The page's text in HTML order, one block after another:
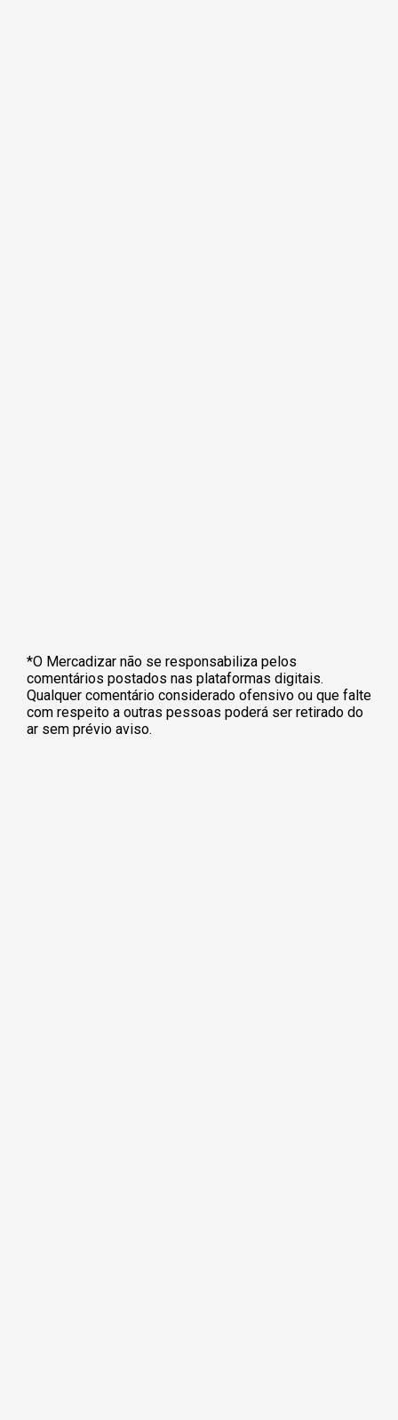
*O Mercadizar não se responsabiliza pelos
comentários postados nas plataformas digitais.
Qualquer comentário considerado ofensivo ou que falte
com respeito a outras pessoas poderá ser retirado do
ar sem prévio aviso.